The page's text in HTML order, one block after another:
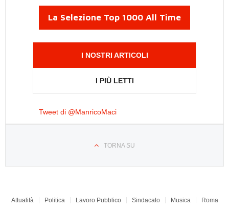
La Selezione Top 1000 All Time
I NOSTRI ARTICOLI
I PIÙ LETTI
Tweet di @ManricoMaci
TORNA SU
Attualità Politica Lavoro Pubblico Sindacato Musica Roma